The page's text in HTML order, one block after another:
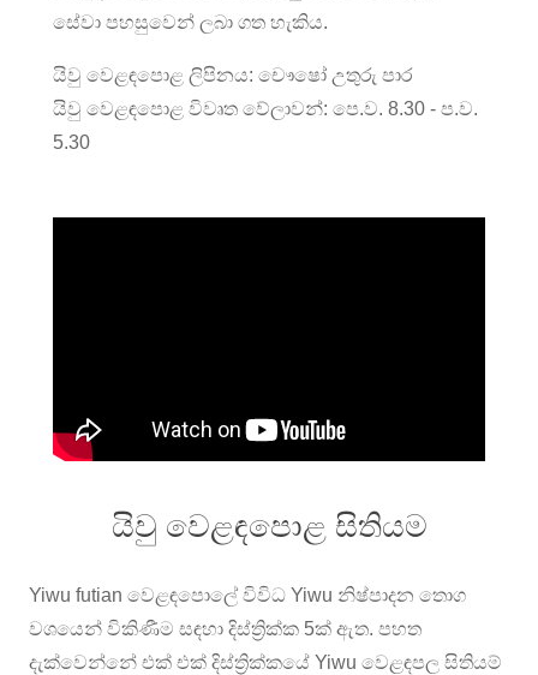
සේවා පහසුවෙන් ලබා ගත හැකිය.
යිවු වෙළඳපොළ ලිපිනය: චෞෂෝ උතුරු පාර
යිවු වෙළඳපොළ විවෘත වේලාවන්: පෙ.ව. 8.30 - ප.ව.
5.30
යිවු වෙළඳපොළ සිතියම
Yiwu futian වෙළඳපොලේ විවිධ Yiwu නිෂ්පාදන තොග
වශයෙන් විකිණීම සඳහා දිස්ත්‍රික්ක 5ක් ඇත. පහත
දැක්වෙන්නේ එක් එක් දිස්ත්‍රික්කයේ Yiwu වෙළඳපල සිතියම්